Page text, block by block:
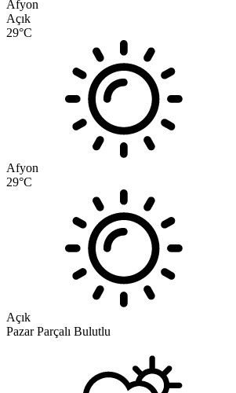
Afyon
Açık
29°C
Afyon
29°C
Açık
Pazar Parçalı Bulutlu